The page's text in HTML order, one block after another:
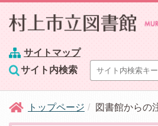
サイトマップ
サイト内検索
トップページ 図書館からの